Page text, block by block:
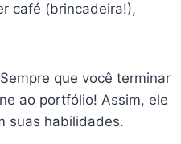
café (brincadeira!),
que você terminar
ao portfólio! Assim, ele
suas habilidades.